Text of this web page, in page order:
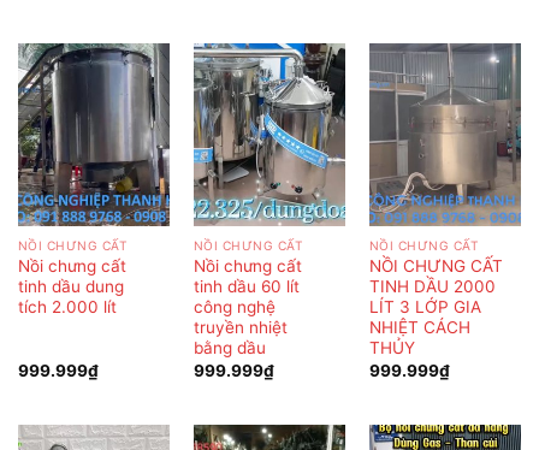
NỒI CHƯNG CẤT
Nồi chưng cất
tinh dầu dung
tích 2.000 lít
999.999₫
NỒI CHƯNG CẤT
Nồi chưng cất
tinh dầu 60 lít
công nghệ
truyền nhiệt
bằng dầu
999.999₫
NỒI CHƯNG CẤT
NỒI CHƯNG CẤT
TINH DẦU 2000
LÍT 3 LỚP GIA
NHIỆT CÁCH
THỦY
999.999₫